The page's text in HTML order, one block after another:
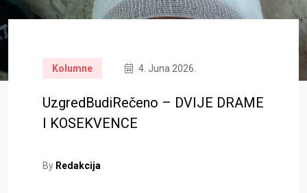
Kolumne 4. Juna 2026.
UzgredBudiRečeno – DVIJE DRAME
I KOSEKVENCE
By Redakcija